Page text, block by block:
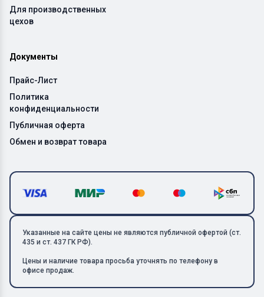
Для производственных
цехов
Документы
Прайс-Лист
Политика
конфиденциальности
Публичная оферта
Обмен и возврат товара
Указанные на сайте цены не являются публичной офертой (ст.
435 и ст. 437 ГК РФ).
Цены и наличие товара просьба уточнять по телефону в
офисе продаж.